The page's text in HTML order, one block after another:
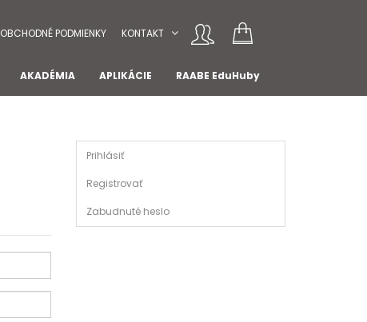
OBCHODNÉ PODMIENKY KONTAKT
AKADÉMIA APLIKÁCIE RAABE EduHuby
Prihlásiť
Registrovať
Zabudnuté heslo